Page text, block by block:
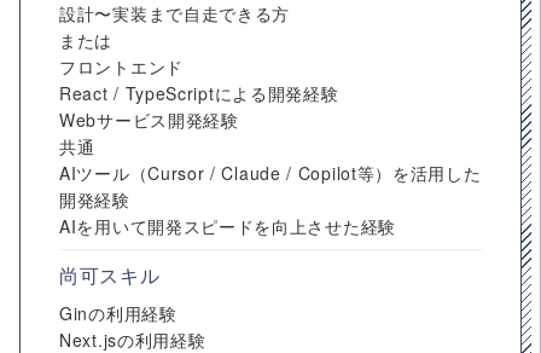
設計〜実装まで自走できる方
または
フロントエンド
React / TypeScriptによる開発経験
Webサービス開発経験
共通
AIツール（Cursor / Claude / Copilot等）を活用した
開発経験
AIを用いて開発スピードを向上させた経験
尚可スキル
Ginの利用経験
Next.jsの利用経験